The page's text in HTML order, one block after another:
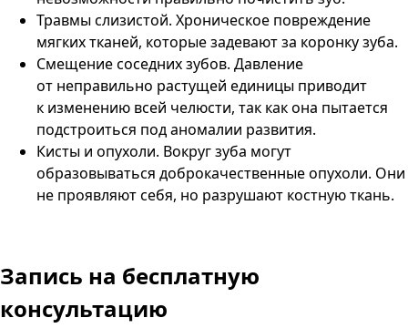
Травмы слизистой. Хроническое повреждение
мягких тканей, которые задевают за коронку зуба.
Смещение соседних зубов. Давление
от неправильно растущей единицы приводит
к изменению всей челюсти, так как она пытается
подстроиться под аномалии развития.
Кисты и опухоли. Вокруг зуба могут
образовываться доброкачественные опухоли. Они
не проявляют себя, но разрушают костную ткань.
Запись на бесплатную
консультацию